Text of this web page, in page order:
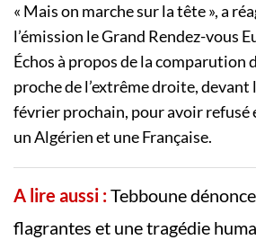
« Mais on marche sur la tête », a
l’émission le Grand Rendez-vous
Échos à propos de la comparution
proche de l’extrême droite, devant
février prochain, pour avoir refusé
un Algérien et une Française.
A lire aussi :Tebboune
flagrantes et une tragédie